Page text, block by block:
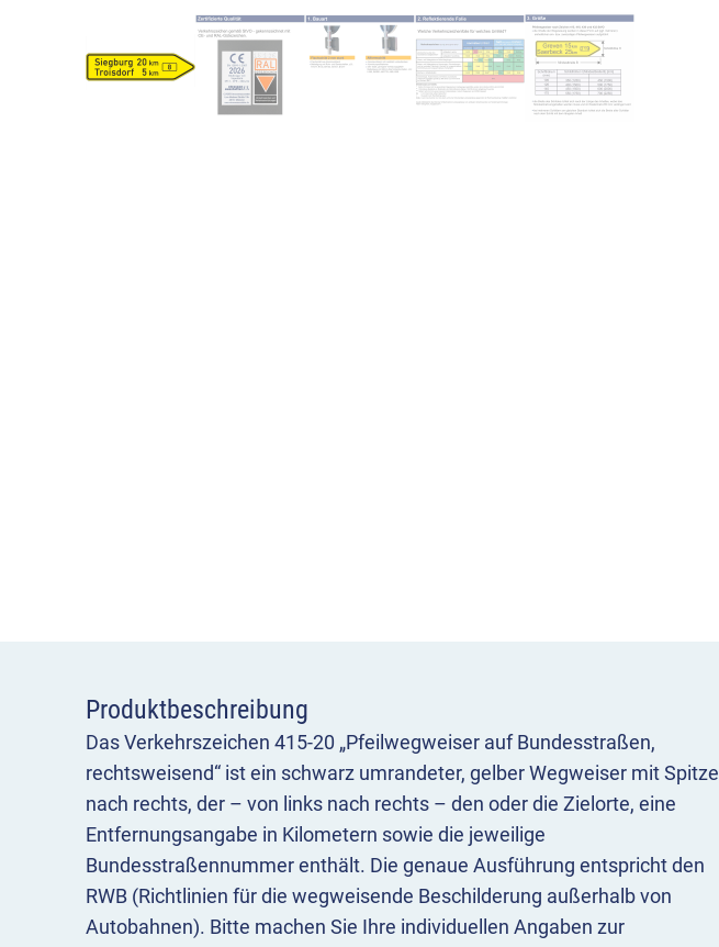
Produktbeschreibung
Das Verkehrszeichen 415-20 „Pfeilwegweiser auf Bundesstraßen,
rechtsweisend“ ist ein schwarz umrandeter, gelber Wegweiser mit Spitze
nach rechts, der – von links nach rechts – den oder die Zielorte, eine
Entfernungsangabe in Kilometern sowie die jeweilige
Bundesstraßennummer enthält. Die genaue Ausführung entspricht den
RWB (Richtlinien für die wegweisende Beschilderung außerhalb von
Autobahnen). Bitte machen Sie Ihre individuellen Angaben zur